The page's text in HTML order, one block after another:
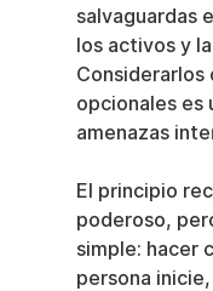
salvaguardas
los activos y
opcionales es
amenazas
El principio
poderoso,
simple: hacer
persona